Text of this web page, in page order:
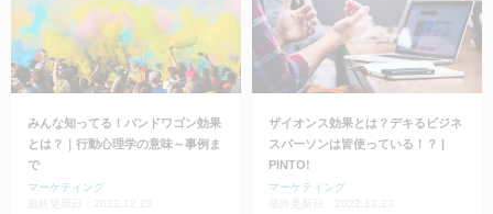
みんな知ってる！バンドワゴン効果
とは？｜行動心理学の意味～事例ま
で
マーケティング
ザイオンス効果とは？デキるビジネ
スパーソンは皆使っている！？ |
PINTO!
マーケティング